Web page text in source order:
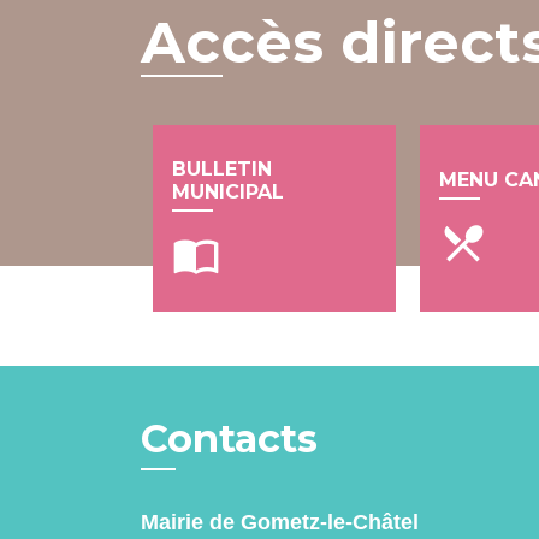
Accès
BULLETIN
MUNICIPAL
import_contacts
MENU
local_dining
Contacts
Mairie de Gometz-le-Châtel